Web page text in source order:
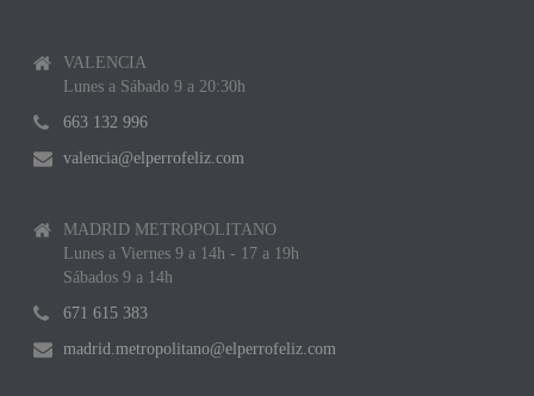
VALENCIA
Lunes a Sábado 9 a 20:30h
663 132 996
valencia@elperrofeliz.com
MADRID METROPOLITANO
Lunes a Viernes 9 a 14h - 17 a 19h
Sábados 9 a 14h
671 615 383
madrid.metropolitano@elperrofeliz.com